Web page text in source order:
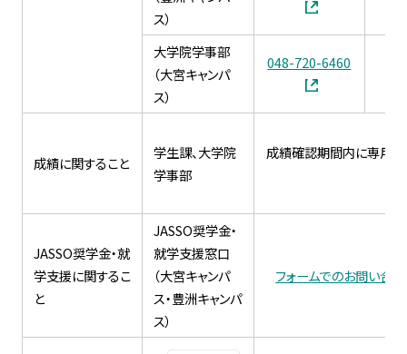
ス）
大学院学事部
（大宮キャンパ
ス）
048-720-6460
成績に関すること
学生課、大学院
学事部
成績確認期間内に専用フ
JASSO奨学金・就
学支援に関するこ
と
JASSO奨学金・
就学支援窓口
（大宮キャンパ
ス・豊洲キャンパ
ス）
フォームでのお問い合